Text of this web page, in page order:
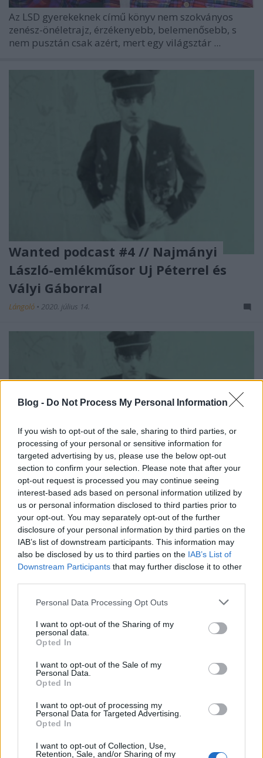
Blog - Do Not Process My Personal Information
If you wish to opt-out of the sale, sharing to third parties, or
processing of your personal or sensitive information for
targeted advertising by us, please use the below opt-out
section to confirm your selection. Please note that after your
opt-out request is processed you may continue seeing
interest-based ads based on personal information utilized by
us or personal information disclosed to third parties prior to
your opt-out. You may separately opt-out of the further
disclosure of your personal information by third parties on the
IAB’s list of downstream participants. This information may
also be disclosed by us to third parties on the IAB’s List of
Downstream Participants that may further disclose it to other
Please note that this website/app uses one or more Google
not limited to your visit or usage behaviour. You may click to
grant or deny consent to Google and its third-party tags to
use your data for below specified purposes in below Google
consent section.
Personal Data Processing Opt Outs
I want to opt-out of the Sharing of my
personal data.
Opted In
I want to opt-out of the Sale of my
Personal Data.
Opted In
I want to opt-out of processing my
Personal Data for Targeted Advertising.
Opted In
I want to opt-out of Collection, Use,
Retention, Sale, and/or Sharing of my
Az LSD gyerekeknek című könyv nem szokványos
zenész-önéletrajz, érzékenyebb, belemenősebb, s
nem pusztán csak azért, mert egy világsztár ...
Wanted podcast #4 // Najmányi
László-emlékműsor Uj Péterrel és
Vályi Gáborral
Lángoló • 2020. július 14.
Június 28-án halt meg Najmányi László mérnök,
színházművész, díszlettervező, író, költő, zenész,
performer, videóművész, újságíró, ...
Wanted podcast #1 // „Kutyák és
halak” – beszélgetés Lovasi